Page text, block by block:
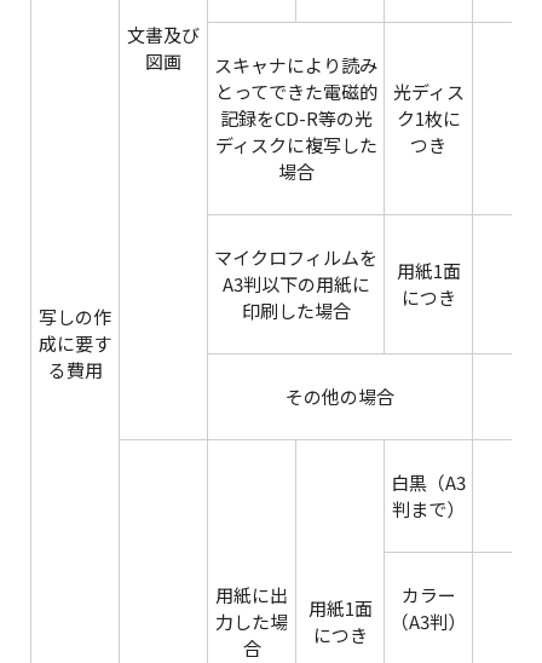
写しの作
成に要す
る費用
文書及び
図画
スキャナにより読み
とってできた電磁的
記録をCD-R等の光
ディスクに複写した
場合
光ディス
ク1枚に
つき
マイクロフィルムを
A3判以下の用紙に
印刷した場合
用紙1面
につき
その他の場合
用紙に出
力した場
合
用紙1面
につき
白黒（A3
判まで）
カラー
（A3判）